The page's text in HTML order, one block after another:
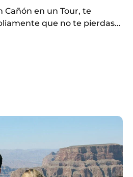
Cañón en un Tour, te
que no te pierdas…